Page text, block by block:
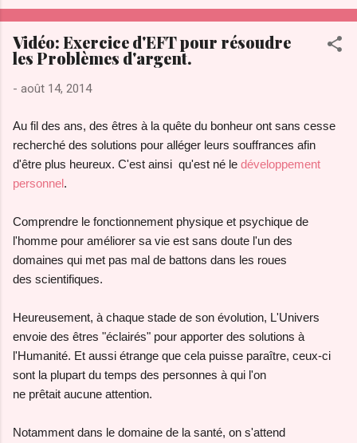
l’attraction et pourquoi ce regain d’intérêt pour cette loi ? La loi
de l’attraction a de plus en plus d’adeptes. Notamment avec la
sortie du "film le secret ". Le secret a été transmis par les
sages à travers les âges. Le secret a été convoité depuis la
nuit des temps par des personnes éclairées pour maîtriser les
convoité, volé même. Il a été compris par certains savants
dont Gali...
Vidéo: Exercice d'EFT pour résoudre
les Problèmes d'argent.
- août 14, 2014
Au fil des ans, des êtres à la quête du bonheur ont sans cesse
recherché des solutions pour alléger leurs souffrances afin
d'être plus heureux. C'est ainsi qu'est né le développement
personnel.
Comprendre le fonctionnement physique et psychique de
l'homme pour améliorer sa vie est sans doute l'un des
domaines qui met pas mal de battons dans les roues
des scientifiques.
Heureusement, à chaque stade de son évolution, L'Univers
envoie des êtres "éclairés" pour apporter des solutions à
l'Humanité. Et aussi étrange que cela puisse paraître, ceux-ci
sont la plupart du temps des personnes à qui l'on
ne prêtait aucune attention.
Notamment dans le domaine de la santé, on s'attend